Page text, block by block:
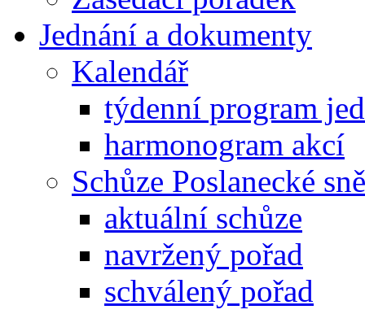
Jednání a dokumenty
Kalendář
týdenní program
harmonogram akcí
Schůze Poslanecké
aktuální schůze
navržený pořad
schválený pořad